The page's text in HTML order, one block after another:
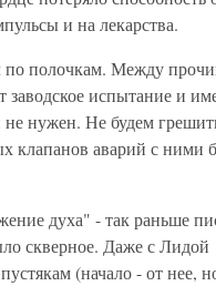
и на лекарства.
по полочкам. Между
заводское испытание и
нужен. Не будем
клапанов аварий с ними
духа" - так раньше
скверное. Даже с Лидой
(начало - от нее,